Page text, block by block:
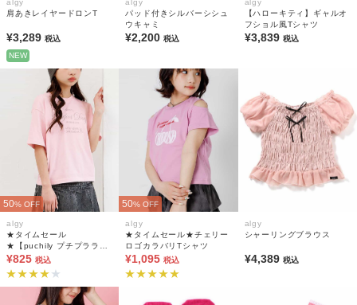
algy
肩あきレイヤードロンT
¥3,289 税込
NEW
algy
パッド付きシルバーシシュ
ウキャミ
¥2,200税込
algy
【ハローキティ】ギャルオ
フショル風Tシャツ
¥3,839 税込
50% OFF
algy
★タイムセール
★【puchily プチプラライ
ン】アソートプリントTシ
ャツ
¥825 税込
50% OFF
algy
★タイムセール★チェリー
ロゴカラバリTシャツ
¥1,095 税込
algy
シャーリングブラウス
¥4,389 税込